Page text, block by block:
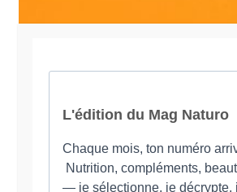
L’hyperoestrogénie :
comment booster la
progestérone ?